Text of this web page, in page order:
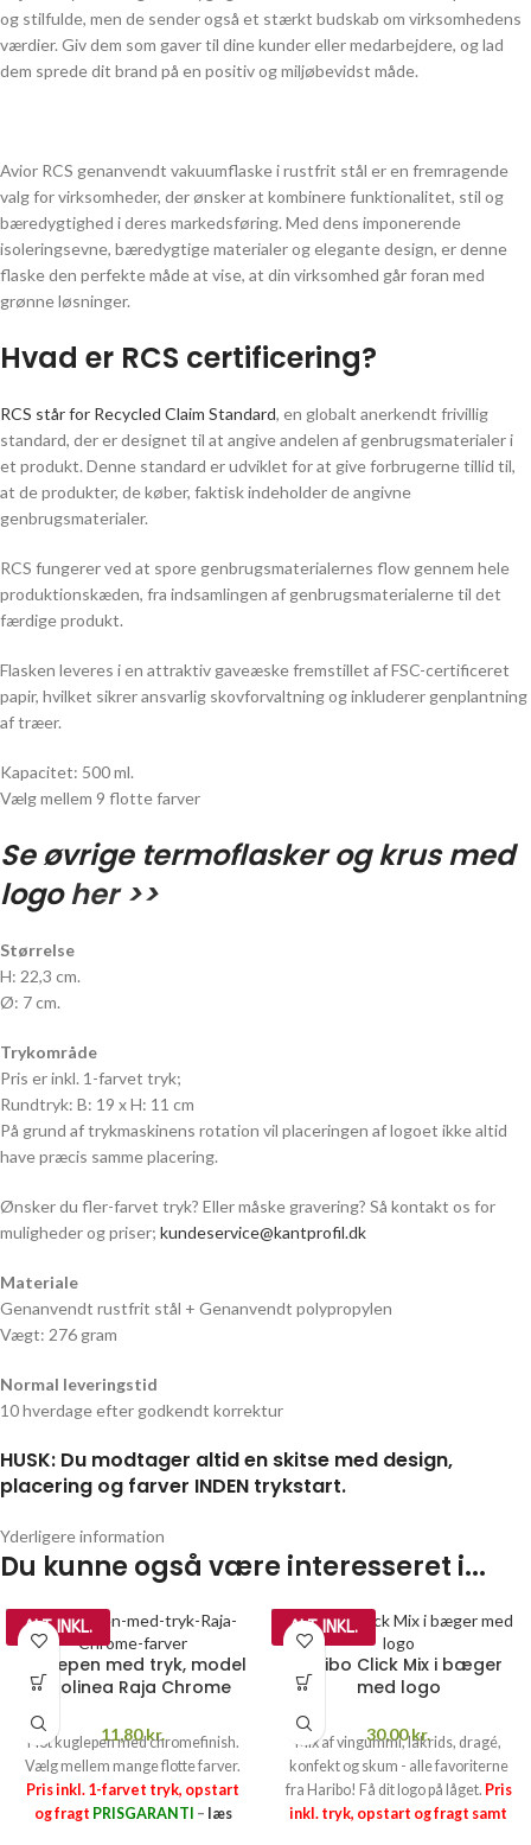
og stilfulde, men de sender også et stærkt budskab om virksomhedens
værdier. Giv dem som gaver til dine kunder eller medarbejdere, og lad
dem sprede dit brand på en positiv og miljøbevidst måde.
Avior RCS genanvendt vakuumflaske i rustfrit stål er en fremragende
valg for virksomheder, der ønsker at kombinere funktionalitet, stil og
bæredygtighed i deres markedsføring. Med dens imponerende
isoleringsevne, bæredygtige materialer og elegante design, er denne
flaske den perfekte måde at vise, at din virksomhed går foran med
grønne løsninger.
Hvad er RCS certificering?
RCS står for Recycled Claim Standard, en globalt anerkendt frivillig
standard, der er designet til at angive andelen af genbrugsmaterialer i
et produkt. Denne standard er udviklet for at give forbrugerne tillid til,
at de produkter, de køber, faktisk indeholder de angivne
genbrugsmaterialer.
RCS fungerer ved at spore genbrugsmaterialernes flow gennem hele
produktionskæden, fra indsamlingen af genbrugsmaterialerne til det
færdige produkt.
Flasken leveres i en attraktiv gaveæske fremstillet af FSC-certificeret
papir, hvilket sikrer ansvarlig skovforvaltning og inkluderer genplantning
af træer.
Kapacitet: 500 ml.
Vælg mellem 9 flotte farver
Se øvrige termoflasker og krus med
logoher >>
Størrelse
H: 22,3 cm.
Ø: 7 cm.
Trykområde
Pris er inkl. 1-farvet tryk;
Rundtryk: B: 19 x H: 11 cm
På grund af trykmaskinens rotation vil placeringen af logoet ikke altid
have præcis samme placering.
Ønsker du fler-farvet tryk? Eller måske gravering? Så kontakt os for
muligheder og priser; kundeservice@kantprofil.dk
Materiale
Genanvendt rustfrit stål + Genanvendt polypropylen
Vægt: 276 gram
Normal leveringstid
10 hverdage efter godkendt korrektur
HUSK: Du modtager altid en skitse med design,
placering og farver INDEN trykstart.
Yderligere information
Du kunne også være interesseret i...
ALT INKL.
Kuglepen med tryk, model
Stilolinea Raja Chrome
11,80kr.
Flot kuglepen med chromefinish.
Vælg mellem mange flotte farver.
Pris inkl. 1-farvet tryk, opstart
og fragt PRISGARANTI – læs
ALT INKL.
Haribo Click Mix i bæger
med logo
30,00kr.
Mix af vingummi, lakrids, dragé,
konfekt og skum - alle favoriterne
fra Haribo! Få dit logo på låget. Pris
inkl. tryk, opstart og fragt samt